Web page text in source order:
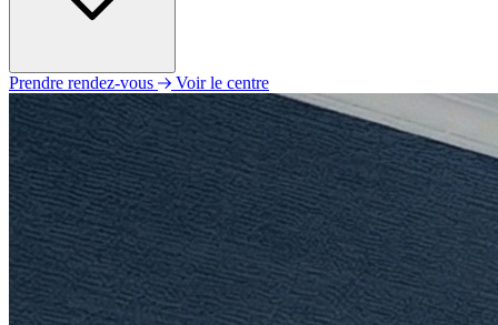
Lundi
Fermé
Mardi
10h00 - 13h00
14h00 - 19h00
Mercredi
10h00 - 13h00
14h00 - 19h00
Jeudi
10h00 - 13h00
14h00 - 19h00
Vendredi
Prendre rendez-vous Voir le centre